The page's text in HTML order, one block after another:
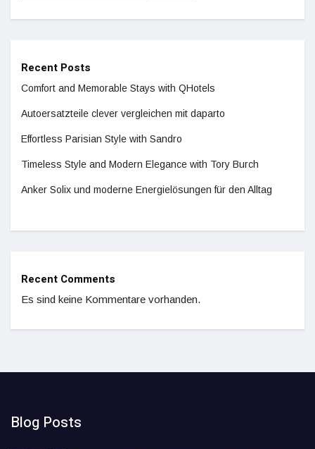
Recent Posts
Comfort and Memorable Stays with QHotels
Autoersatzteile clever vergleichen mit daparto
Effortless Parisian Style with Sandro
Timeless Style and Modern Elegance with Tory Burch
Anker Solix und moderne Energielösungen für den Alltag
Recent Comments
Es sind keine Kommentare vorhanden.
Blog Posts